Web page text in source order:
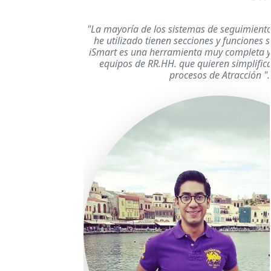
"La mayoría de los sistemas de
he utilizado tienen secciones y funciones
iSmart es una herramienta muy completa y
equipos de RR.HH. que quieren
procesos de Atracción ".